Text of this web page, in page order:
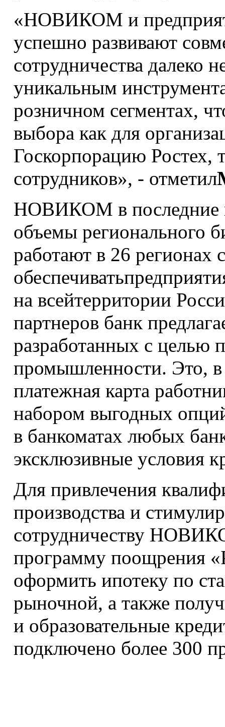
«НОВИКОМ и
успешно развивают
сотрудничества далеко
уникальным
розничном сегментах,
выбора как для
Госкорпорацию Ростех,
сотрудников», - отметил
НОВИКОМ в последние
объемы регионального
работают в 26 регионах
на всейтерритории
партнеров банк
разработанных с целью
промышленности. Это, в
платежная карта
набором выгодных
в банкоматах любых
эксклюзивные условия
Для привлечения
производства и
сотрудничеству
программу поощрения
оформить ипотеку по
рыночной, а также
и образовательные
подключено более 300